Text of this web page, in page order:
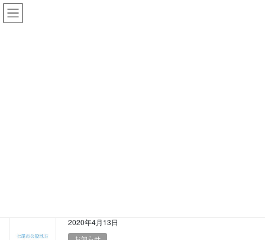
コ
ン
ナ
ビ
2020年4月13日